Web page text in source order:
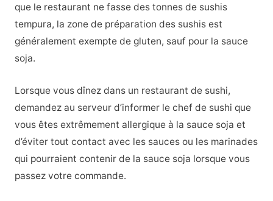
que le restaurant ne fasse des tonnes de sushis
tempura, la zone de préparation des sushis est
généralement exempte de gluten, sauf pour la sauce
soja.
Lorsque vous dînez dans un restaurant de sushi,
demandez au serveur d’informer le chef de sushi que
vous êtes extrêmement allergique à la sauce soja et
d’éviter tout contact avec les sauces ou les marinades
qui pourraient contenir de la sauce soja lorsque vous
passez votre commande.